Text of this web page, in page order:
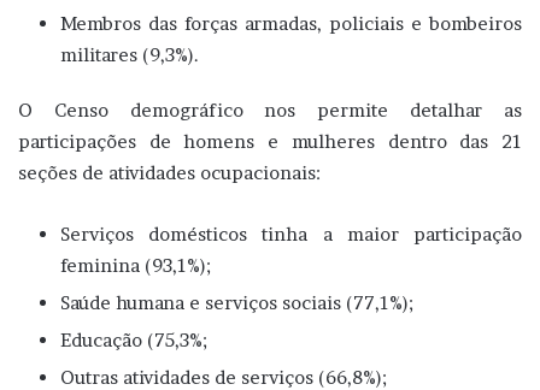
Membros das forças armadas, policiais e bombeiros
militares (9,3%).
O Censo demográfico nos permite detalhar as
participações de homens e mulheres dentro das 21
seções de atividades ocupacionais:
Serviços domésticos tinha a maior participação
feminina (93,1%);
Saúde humana e serviços sociais (77,1%);
Educação (75,3%;
Outras atividades de serviços (66,8%);